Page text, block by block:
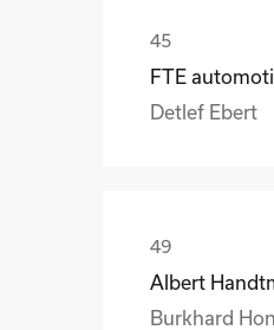
FTE
Detlef Ebert
Burkhard